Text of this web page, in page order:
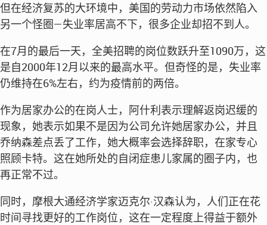
但在经济复苏的大环境中，美国的劳动力市场依然陷入
另一个怪圈—失业率居高不下，很多企业却招不到人。
在7月的最后一天，全美招聘的岗位数跃升至1090万，这
是自2000年12月以来的最高水平。但奇怪的是，失业率
仍维持在6%左右，约为疫情前的两倍。
作为居家办公的在岗人士，阿什利表示理解返岗迟缓的
现象，她表示如果不是因为公司允许她居家办公，并且
乔纳森差点丢了工作，她大概率会选择辞职，在家专心
照顾卡特。这在她所处的自闭症患儿家属的圈子内，也
再正常不过。
同时，摩根大通经济学家迈克尔·汉森认为，人们正在花
时间寻找更好的工作岗位，这在一定程度上得益于额外